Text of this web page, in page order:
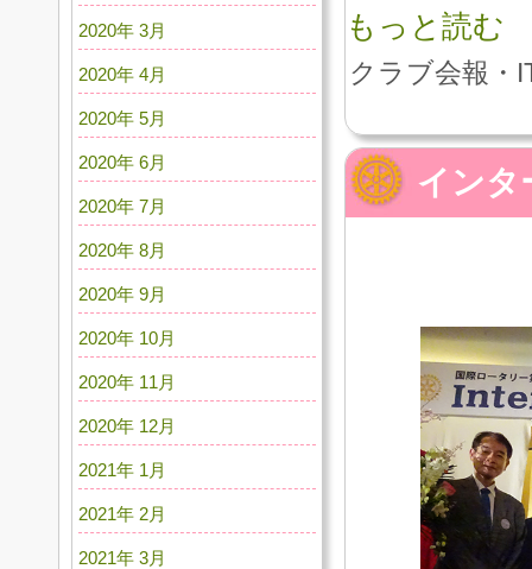
もっと読む
クラブ会報・
インタ
2020年 3月
2020年 4月
2020年 5月
2020年 6月
2020年 7月
2020年 8月
2020年 9月
2020年 10月
2020年 11月
2020年 12月
2021年 1月
2021年 2月
2021年 3月